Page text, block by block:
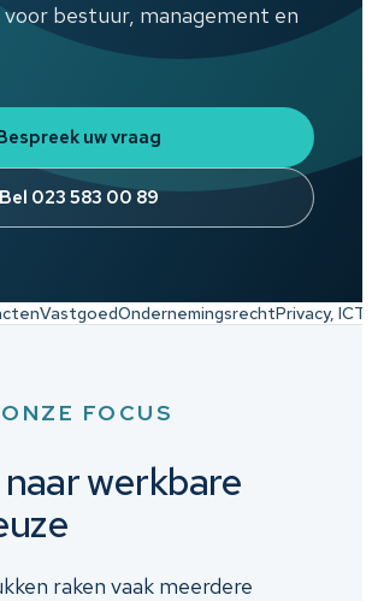
bestuur, management en
uw vraag
Bel 023 583 00 89
VastgoedOndernemingsrechtPrivacy, ICT
FOCUS
werkbare
raken vaak meerdere